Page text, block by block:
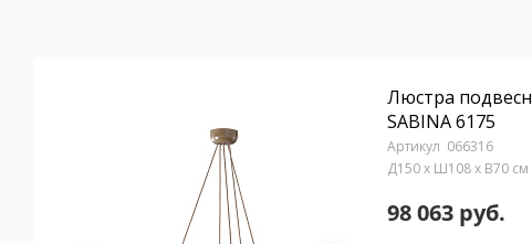
Люстра
SABINA 6175
066316
Д150 x Ш108 x В70 см
98 063 руб.